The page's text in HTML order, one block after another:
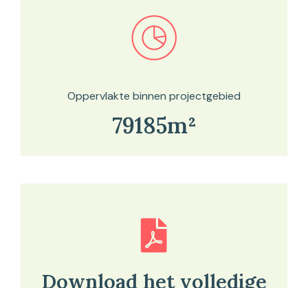
Bekijk in onze kaartviewer
Oppervlakte binnen projectgebied
79185m²
Download het volledige